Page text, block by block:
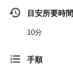
目安所要時間
10分
手順